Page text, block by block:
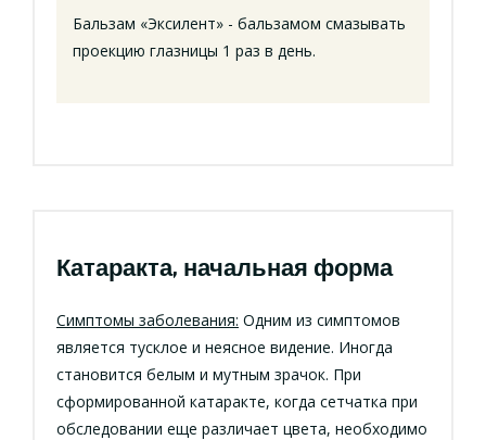
Бальзам «Эксилент» - бальзамом смазывать
проекцию глазницы 1 раз в день.
Катаракта, начальная форма
Симптомы заболевания: Одним из симптомов
является тусклое и неясное видение. Иногда
становится белым и мутным зрачок. При
сформированной катаракте, когда сетчатка при
обследовании еще различает цвета, необходимо